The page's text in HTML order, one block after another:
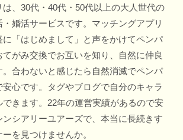
、30代・40代・50代以上の大人世代の
婚活サービスです。マッチングアプリ
に「はじめまして」と声をかけてペンパ
てがみ交換でお互いを知り、自然に仲良
。合わないと感じたら自然消滅でペンパ
安心です。タグやブログで自分のキャラ
できます。22年の運営実績があるので安
シアリーユアーズで、本当に長続きす
を見つけませんか。